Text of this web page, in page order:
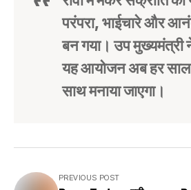
परंपरा, भाईचारे और
बन गया। उप मुख्यमंत्री
यह आयोजन अब हर साल
साथ मनाया जाएगा।
PREVIOUS POST